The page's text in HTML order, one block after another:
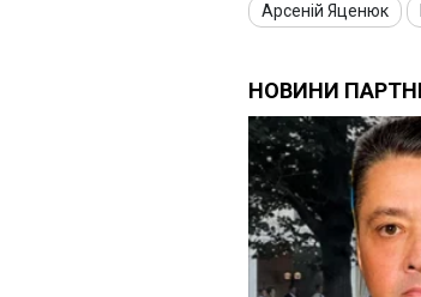
Арсеній Яценюк